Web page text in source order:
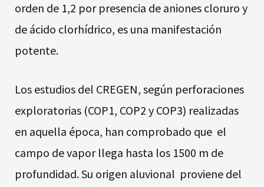
orden de 1,2 por presencia de aniones cloruro y
de ácido clorhídrico, es una manifestación
potente.
Los estudios del CREGEN, según perforaciones
exploratorias (COP1, COP2 y COP3) realizadas
en aquella época, han comprobado que el
campo de vapor llega hasta los 1500 m de
profundidad. Su origen aluvional proviene del